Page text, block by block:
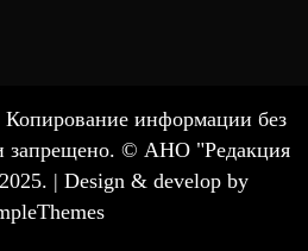
информации без
запрещено. © АНО "Редакция
| Design & develop by